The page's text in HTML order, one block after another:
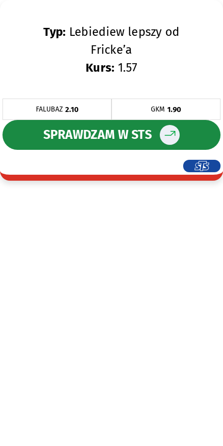
Typ: Lebiediew lepszy od
Fricke’a
Kurs: 1.57
FALUBAZ 2.10 GKM 1.90
SPRAWDZAM W STS